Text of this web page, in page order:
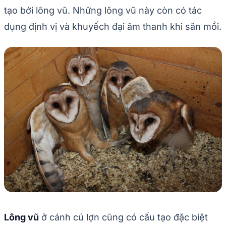
tạo bởi lông vũ. Những lông vũ này còn có tác
dụng định vị và khuyếch đại âm thanh khi săn mồi.
Lông vũ ở cánh cú lợn cũng có cấu tạo đặc biệt